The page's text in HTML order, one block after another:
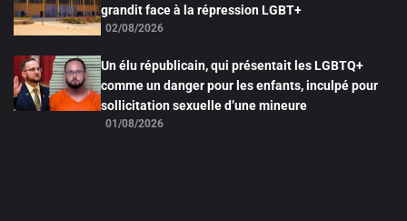
grandit face à la répression LGBT+
02/08/2026
Un élu républicain, qui présentait les LGBTQ+
comme un danger pour les enfants, inculpé pour
sollicitation sexuelle d’une mineure
01/08/2026